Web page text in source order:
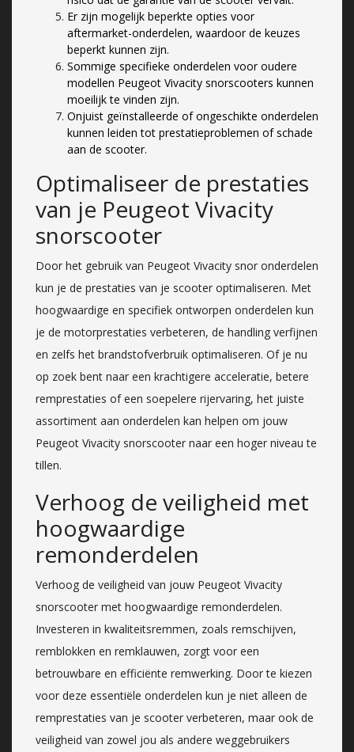
Er zijn mogelijk beperkte opties voor
aftermarket-onderdelen, waardoor de keuzes
beperkt kunnen zijn.
Sommige specifieke onderdelen voor oudere
modellen Peugeot Vivacity snorscooters kunnen
moeilijk te vinden zijn.
Onjuist geïnstalleerde of ongeschikte onderdelen
kunnen leiden tot prestatieproblemen of schade
aan de scooter.
Optimaliseer de prestaties
van je Peugeot Vivacity
snorscooter
Door het gebruik van Peugeot Vivacity snor onderdelen
kun je de prestaties van je scooter optimaliseren. Met
hoogwaardige en specifiek ontworpen onderdelen kun
je de motorprestaties verbeteren, de handling verfijnen
en zelfs het brandstofverbruik optimaliseren. Of je nu
op zoek bent naar een krachtigere acceleratie, betere
remprestaties of een soepelere rijervaring, het juiste
assortiment aan onderdelen kan helpen om jouw
Peugeot Vivacity snorscooter naar een hoger niveau te
tillen.
Verhoog de veiligheid met
hoogwaardige
remonderdelen
Verhoog de veiligheid van jouw Peugeot Vivacity
snorscooter met hoogwaardige remonderdelen.
Investeren in kwaliteitsremmen, zoals remschijven,
remblokken en remklauwen, zorgt voor een
betrouwbare en efficiënte remwerking. Door te kiezen
voor deze essentiële onderdelen kun je niet alleen de
remprestaties van je scooter verbeteren, maar ook de
veiligheid van zowel jou als andere weggebruikers